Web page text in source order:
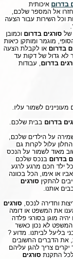
בדרום איכותית
אל המספר שלכם,
וכל השירות עבור הצעה
של סורגים בדרום וכמובן
מוגמר ומותקן כיאות
בדרום או לקבלת הצעה
לא גדול של דקות עד
בדרום, עבודות
לשמור עליו.
בדרום בבית שלכם.
על הילדים שלכם,
עלול לקרות גם
מאוד לשמור על הנכס
בדרום בנכס שלכם
ילד חכם מרגע לרגע
או אימו, הכל בכוונה
להתקין סורגים
אותנו.
וחדירה לנכס, סורגים
את המשפט או דומה
מוגן בסורגי פלדה
לא נכון כאשר
בליעל לביתנו. מדוע ?
את הדברים החשובים
צריך להגן עליהם
התקנתסורגים